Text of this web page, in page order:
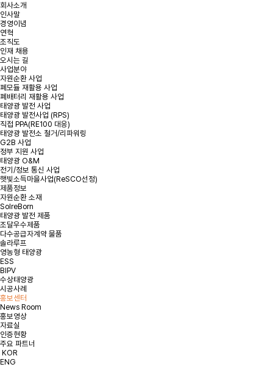
회사소개
인사말
경영이념
연혁
조직도
인재 채용
오시는 길
사업분야
자원순환 사업
폐모듈 재활용 사업
폐배터리 재활용 사업
태양광 발전 사업
태양광 발전사업 (RPS)
직접 PPA(RE100 대응)
태양광 발전소 철거/리파워링
G2B 사업
정부 지원 사업
태양광 O&M
전기/정보 통신 사업
햇빛소득마을사업(ReSCO선정)
제품정보
자원순환 소재
SolreBorn
태양광 발전 제품
조달우수제품
다수공급자계약 물품
솔라루프
영농형 태양광
ESS
BIPV
수상태양광
시공사례
홍보센터
News Room
홍보영상
자료실
인증현황
주요 파트너
KOR
ENG
*
*
*용량
*연락처
*지역 또는 주소
문의내용
첨부파일